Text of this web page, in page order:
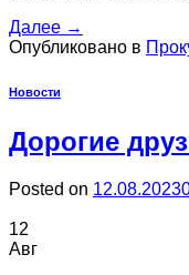
Далее →
Опубликовано в
Новости
Дорогие
Posted on 12.08.2023
12
Авг